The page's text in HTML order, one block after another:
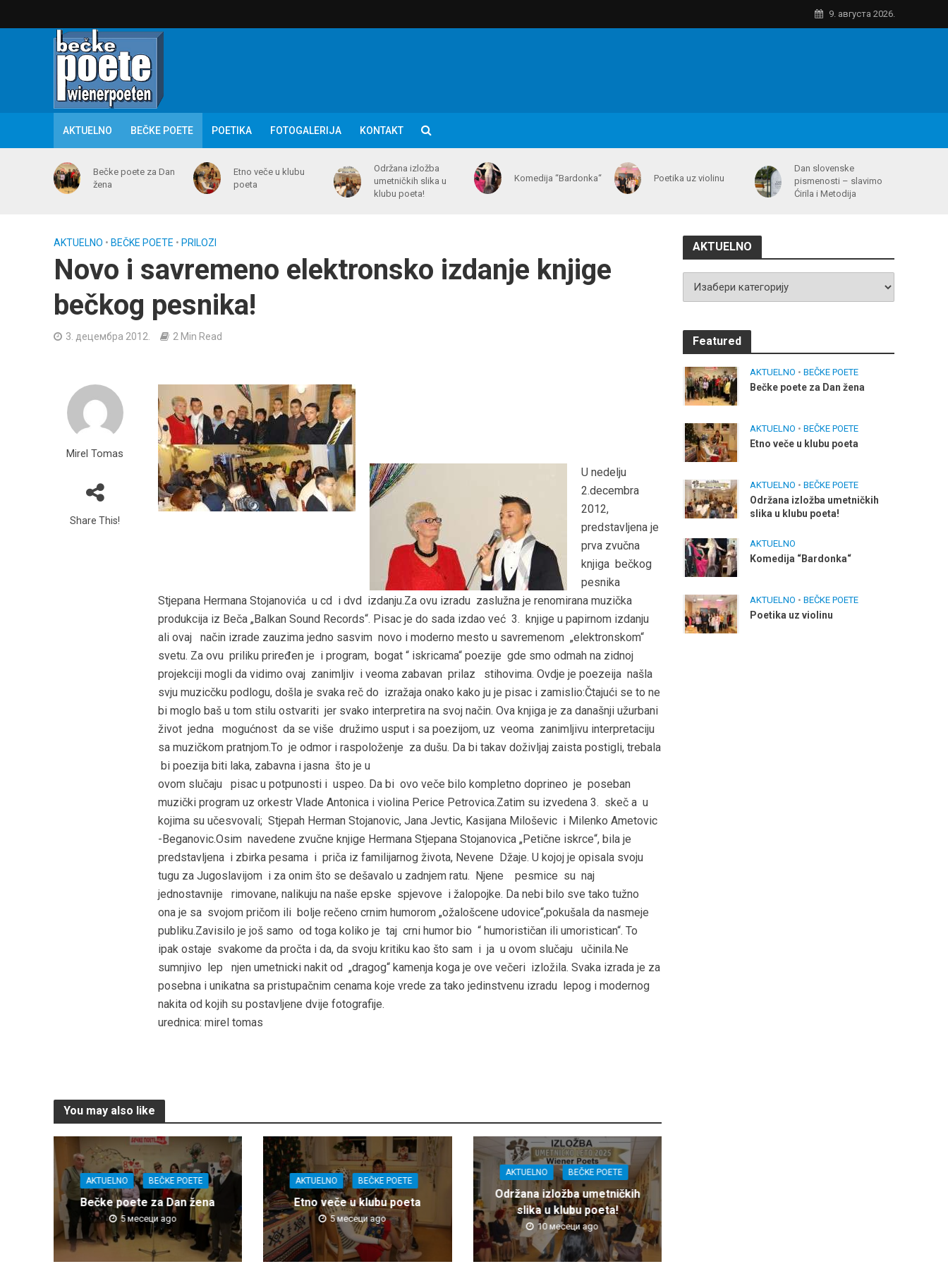
9. августа 2026.
AKTUELNO BEČKE POETE POETIKA FOTOGALERIJA KONTAKT
Bečke poete za Dan
žena
Etno veče u klubu
poeta
Održana izložba
umetničkih slika u
klubu poeta!
Komedija “Bardonka“ Poetika uz violinu
Dan slovenske
pismenosti – slavimo
Ćirila i Metodija
AKTUELNO • BEČKE POETE • PRILOZI
Novo i savremeno elektronsko izdanje knjige
bečkog pesnika!
3. децембра 2012. 2 Min Read
Mirel Tomas
Share This!
U nedelju
2.decembra
2012,
predstavljena je
prva zvučna
knjiga bečkog
pesnika
Stjepana Hermana Stojanovića u cd i dvd izdanju.Za ovu izradu zaslužna je renomirana muzička
produkcija iz Beča „Balkan Sound Records“. Pisac je do sada izdao već 3. knjige u papirnom izdanju
ali ovaj način izrade zauzima jedno sasvim novo i moderno mesto u savremenom „elektronskom“
svetu. Za ovu priliku priređen je i program, bogat “ iskricama“ poezije gde smo odmah na zidnoj
projekciji mogli da vidimo ovaj zanimljiv i veoma zabavan prilaz stihovima. Ovdje je poezeija našla
svju muzicčku podlogu, došla je svaka reč do izražaja onako kako ju je pisac i zamislio:Čtajući se to ne
bi moglo baš u tom stilu ostvariti jer svako interpretira na svoj način. Ova knjiga je za današnji užurbani
život jedna mogućnost da se više družimo usput i sa poezijom, uz veoma zanimljivu interpretaciju
sa muzičkom pratnjom.To je odmor i raspoloženje za dušu. Da bi takav doživljaj zaista postigli, trebala
bi poezija biti laka, zabavna i jasna što je u
ovom slučaju pisac u potpunosti i uspeo. Da bi ovo veče bilo kompletno doprineo je poseban
muzički program uz orkestr Vlade Antonica i violina Perice Petrovica.Zatim su izvedena 3. skeč a u
kojima su učesvovali; Stjepah Herman Stojanovic, Jana Jevtic, Kasijana Miloševic i Milenko Ametovic
-Beganovic.Osim navedene zvučne knjige Hermana Stjepana Stojanovica „Petične iskrce“, bila je
predstavljena i zbirka pesama i priča iz familijarnog života, Nevene Džaje. U kojoj je opisala svoju
tugu za Jugoslavijom i za onim što se dešavalo u zadnjem ratu. Njene pesmice su naj
jednostavnije rimovane, nalikuju na naše epske spjevove i žalopojke. Da nebi bilo sve tako tužno
ona je sa svojom pričom ili bolje rečeno crnim humorom „ožalošcene udovice“,pokušala da nasmeje
publiku.Zavisilo je još samo od toga koliko je taj crni humor bio “ humorističan ili umoristican“. To
ipak ostaje svakome da pročta i da, da svoju kritiku kao što sam i ja u ovom slučaju učinila.Ne
sumnjivo lep njen umetnicki nakit od „dragog“ kamenja koga je ove večeri izložila. Svaka izrada je za
posebna i unikatna sa pristupačnim cenama koje vrede za tako jedinstvenu izradu lepog i modernog
nakita od kojih su postavljene dvije fotografije.
urednica: mirel tomas
You may also like
AKTUELNO BEČKE POETE
Bečke poete za Dan žena
5 месеци ago
AKTUELNO BEČKE POETE
Etno veče u klubu poeta
5 месеци ago
AKTUELNO BEČKE POETE
Održana izložba umetničkih
slika u klubu poeta!
10 месеци ago
AKTUELNO
Featured
AKTUELNO • BEČKE POETE
Bečke poete za Dan žena
AKTUELNO • BEČKE POETE
Etno veče u klubu poeta
AKTUELNO • BEČKE POETE
Održana izložba umetničkih
slika u klubu poeta!
AKTUELNO
Komedija “Bardonka“
AKTUELNO • BEČKE POETE
Poetika uz violinu